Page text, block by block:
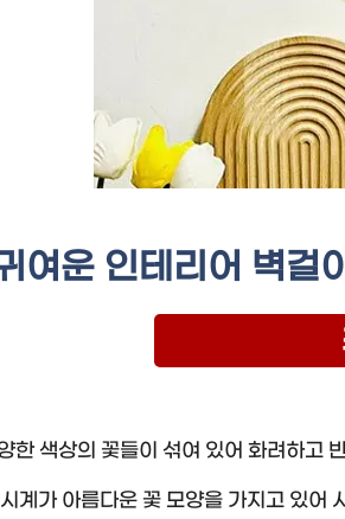
여운 인테리어 벽걸
한 색상의 꽃들이 섞여 있어 화려하고
계가 아름다운 꽃 모양을 가지고 있어